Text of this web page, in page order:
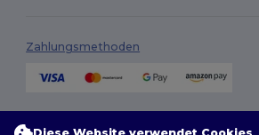
Zahlungsmethoden